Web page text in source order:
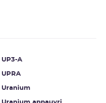
UP3-A
UPRA
Uranium